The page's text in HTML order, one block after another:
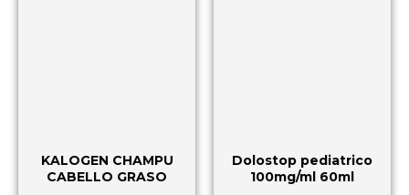
KALOGEN CHAMPU
CABELLO GRASO
Dolostop pediatrico
100mg/ml 60ml